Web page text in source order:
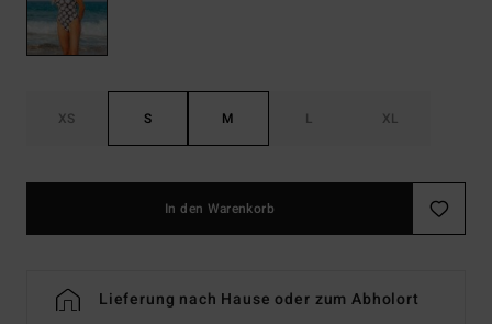
XS S M L XL
In den Warenkorb
Lieferung nach Hause oder zum Abholort